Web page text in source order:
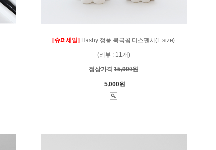
[슈퍼세일] Hashy 정품 북극곰 디스펜서(L size)
(리뷰 : 11개)
정상가격 15,900원
5,000원